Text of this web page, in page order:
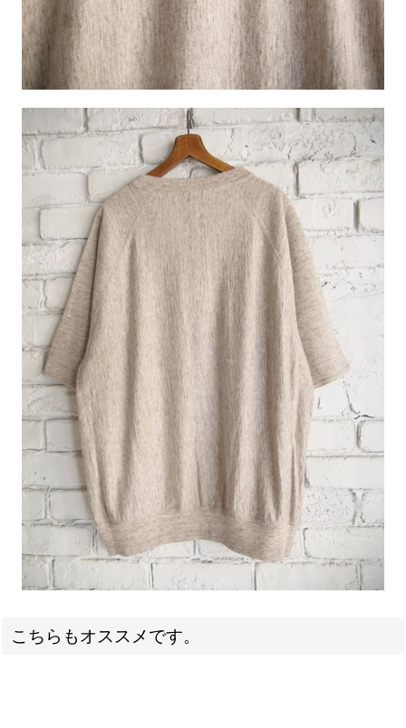
こちらもオススメです。